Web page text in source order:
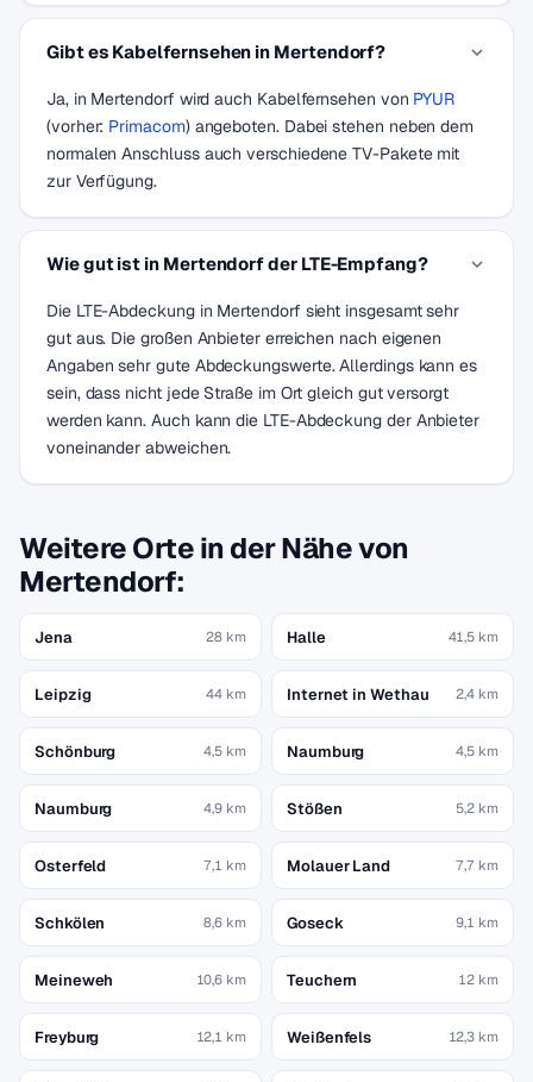
Gibt es Kabelfernsehen in Mertendorf?
Ja, in Mertendorf wird auch Kabelfernsehen von PYUR
(vorher: Primacom) angeboten. Dabei stehen neben dem
normalen Anschluss auch verschiedene TV-Pakete mit
zur Verfügung.
Wie gut ist in Mertendorf der LTE-Empfang?
Die LTE-Abdeckung in Mertendorf sieht insgesamt sehr
gut aus. Die großen Anbieter erreichen nach eigenen
Angaben sehr gute Abdeckungswerte. Allerdings kann es
sein, dass nicht jede Straße im Ort gleich gut versorgt
werden kann. Auch kann die LTE-Abdeckung der Anbieter
voneinander abweichen.
Weitere Orte in der Nähe von
Mertendorf:
Jena 28 km Halle 41,5 km
Leipzig 44 km Internet in Wethau 2,4 km
Schönburg 4,5 km Naumburg 4,5 km
Naumburg 4,9 km Stößen 5,2 km
Osterfeld 7,1 km Molauer Land 7,7 km
Schkölen 8,6 km Goseck 9,1 km
Meineweh 10,6 km Teuchern 12 km
Freyburg 12,1 km Weißenfels 12,3 km